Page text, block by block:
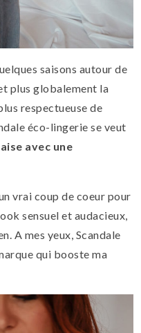
saisons autour de
plus globalement la
plus respectueuse de
éco-lingerie se veut
avec une
vrai coup de coeur pour
sensuel et audacieux,
A mes yeux, Scandale
qui booste ma